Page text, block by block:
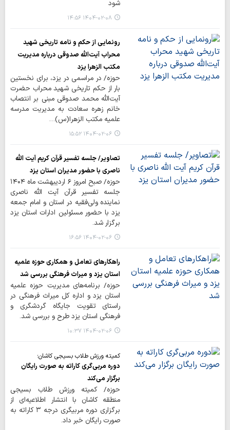
شود
۱۴۰۴-۰۲-۰۸ ۱۴:۵۶
رونمایی از حکم و نامه تاریخی شهید
محراب آیت‌الله صدوقی درباره مدیریت
مکتب الزهرا یزد
حوزه/ در مراسمی در یزد، برای نخستین
بار از حکم تاریخی شهید محراب حضرت
آیت‌الله محمد صدوقی مبنی بر انتصاب
خانم زهره سعادت به مدیریت مدرسه
علمیه مکتب الزهرا(س)…
۱۴۰۴-۰۲-۰۶ ۱۵:۵۲
تصاویر/ جلسه تفسیر قرآن کریم آیت الله
ناصری با حضور مدیران استان یزد
حوزه/ صبح امروز ۶ اردیبهشت ماه ۱۴۰۴
جلسه تفسیر قرآن آیت الله ناصری
نماینده ولی‌فقیه در استان و امام جمعه
یزد با حضور مسئولین ادارات استان یزد
برگزار شد.
۱۴۰۴-۰۲-۰۶ ۱۶:۵۶
راهکارهای تعامل و همکاری حوزه علمیه
استان یزد و میراث فرهنگی بررسی شد
حوزه/ برنامه‌های مدیریت حوزه علمیه
استان یزد و اداره کل میراث فرهنگی در
راستای تقویت جایگاه گردشگری و
فرهنگی استان یزد طرح و بررسی شد.
۱۴۰۴-۰۲-۰۶ ۱۰:۳۷
کمیته ورزش طلاب بسیجی کاشان؛
دوره مربی‌گری کاراته به صورت رایگان
برگزار می‌کند
حوزه/ کمیته ورزش طلاب بسیجی
منطقه کاشان با انتشار اطلاعیه‌ای از
برگزاری دوره مربیگری درجه ۳ کاراته به
صورت رایگان خبر داد.